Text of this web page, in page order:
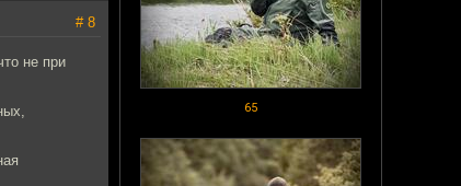
65
# 8
не при